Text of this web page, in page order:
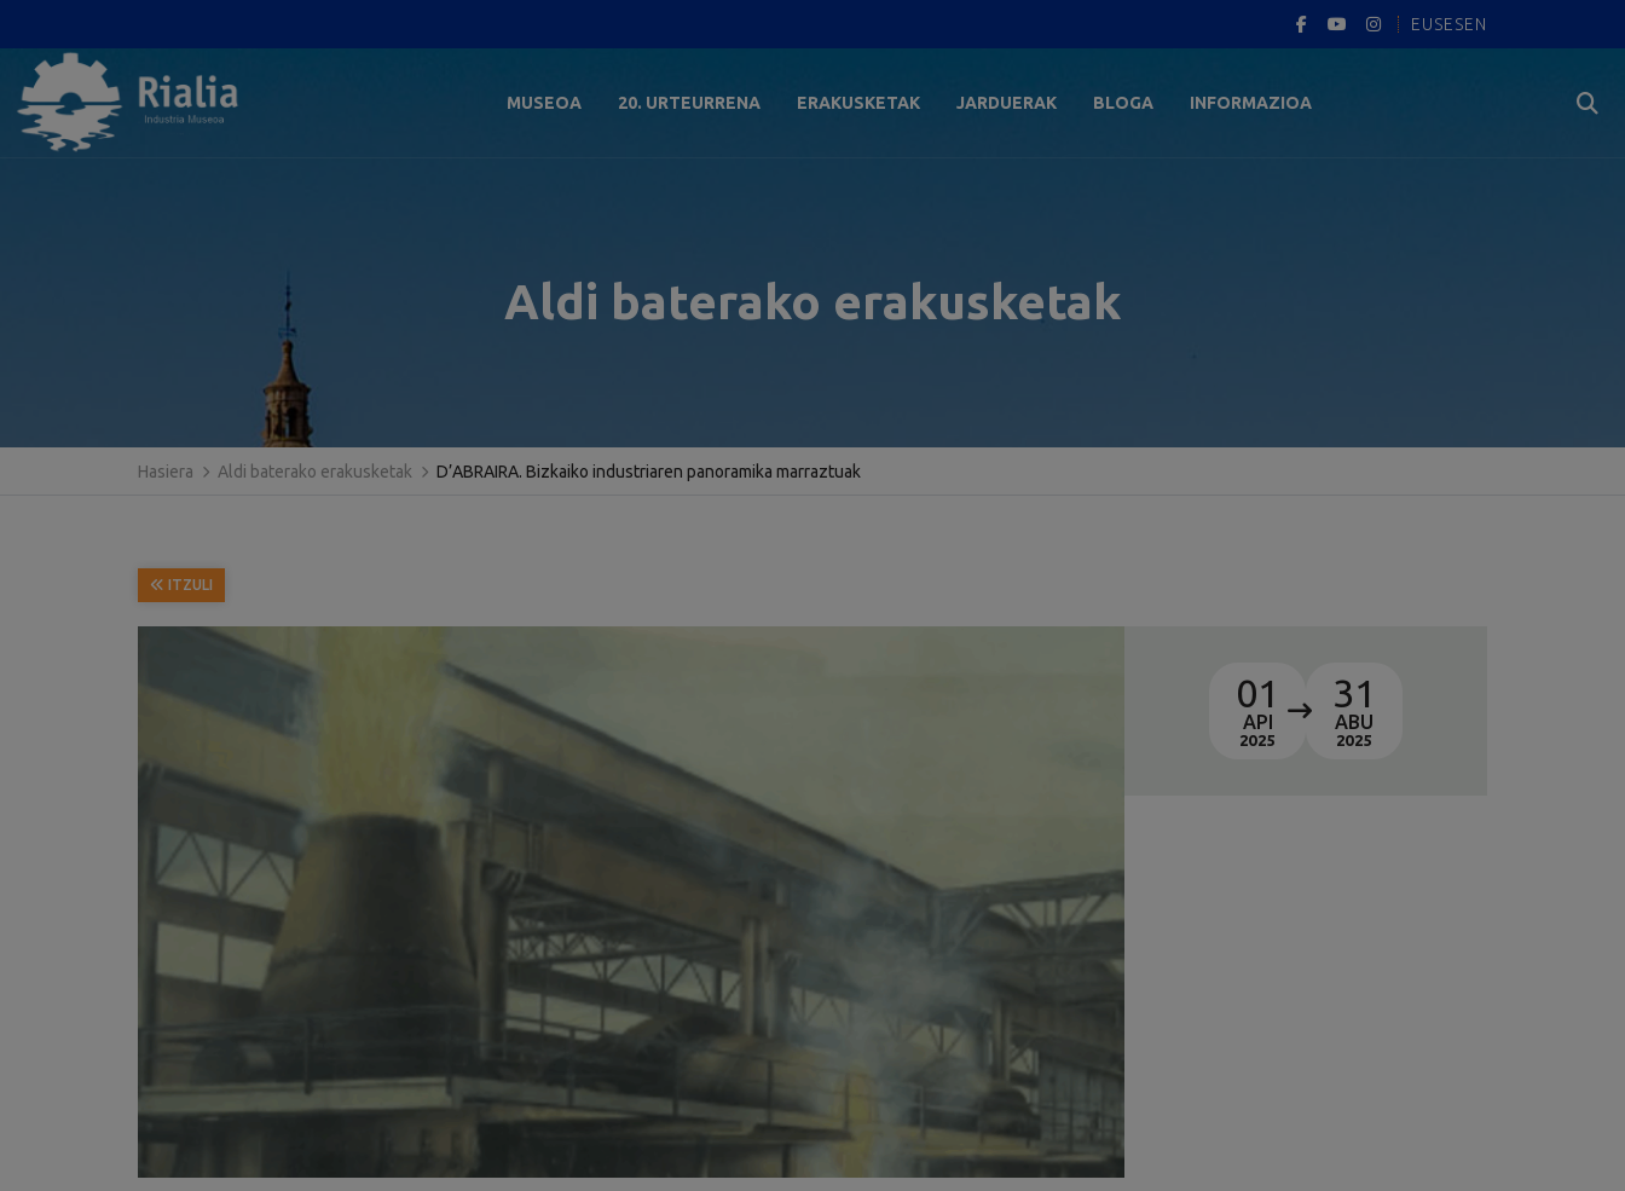
EUSESEN
MUSEOA 20. URTEURRENA ERAKUSKETAK JARDUERAK BLOGA INFORMAZIOA
Aldi baterako erakusketak
Hasiera Aldi baterako erakusketak D’ABRAIRA. Bizkaiko industriaren panoramika marraztuak
ITZULI
01
API
2025
31
ABU
2025